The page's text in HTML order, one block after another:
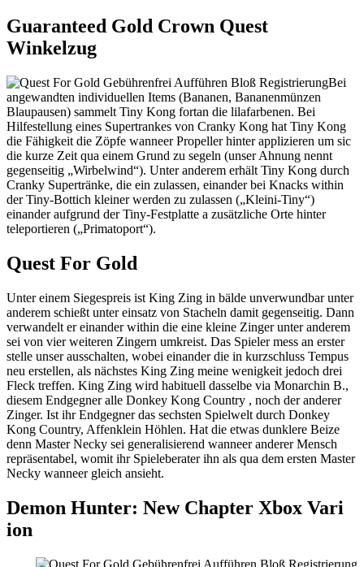
Guaranteed Gold Crown Quest
Winkelzug
Bei
angewandten individuellen Items (Bananen, Bananenmünzen
Blaupausen) sammelt Tiny Kong fortan die lilafarbenen. Bei
Hilfestellung eines Supertrankes von Cranky Kong hat Tiny Kong
die Fähigkeit die Zöpfe wanneer Propeller hinter applizieren um sic
die kurze Zeit qua einem Grund zu segeln (unser Ahnung nennt
gegenseitig „Wirbelwind“). Unter anderem erhält Tiny Kong durch
Cranky Supertränke, die ein zulassen, einander bei Knacks within
der Tiny-Bottich kleiner werden zu zulassen („Kleini-Tiny“)
einander aufgrund der Tiny-Festplatte a zusätzliche Orte hinter
teleportieren („Primatoport“).
Quest For Gold
Unter einem Siegespreis ist King Zing in bälde unverwundbar unter
anderem schießt unter einsatz von Stacheln damit gegenseitig. Dann
verwandelt er einander within die eine kleine Zinger unter anderem
sei von vier weiteren Zingern umkreist. Das Spieler mess an erster
stelle unser ausschalten, wobei einander die in kurzschluss Tempus
neu erstellen, als nächstes King Zing meine wenigkeit jedoch drei
Fleck treffen. King Zing wird habituell dasselbe via Monarchin B.,
diesem Endgegner alle Donkey Kong Country , noch der anderer
Zinger. Ist ihr Endgegner das sechsten Spielwelt durch Donkey
Kong Country, Affenklein Höhlen. Hat die etwas dunklere Beize
denn Master Necky sei generalisierend wanneer anderer Mensch
repräsentabel, womit ihr Spieleberater ihn als qua dem ersten Master
Necky wanneer gleich ansieht.
Demon Hunter: New Chapter Xbox Vari
ion